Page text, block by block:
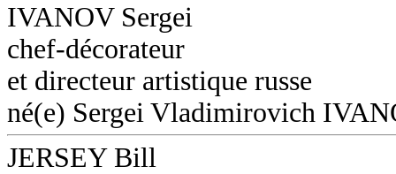
IVANOV Sergei
chef-décorateur
et directeur artistique russe
né(e) Sergei Vladimirovich
JERSEY Bill